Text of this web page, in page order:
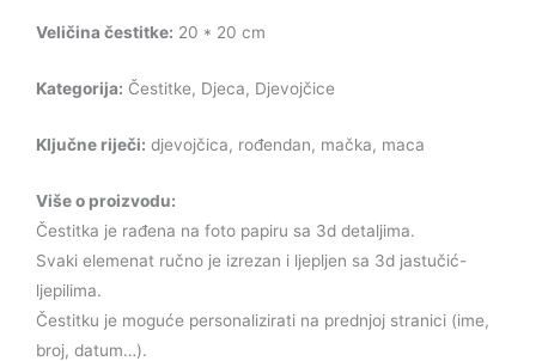
Veličina čestitke: 20 * 20 cm
Kategorija: Čestitke, Djeca, Djevojčice
Ključne riječi: djevojčica, rođendan, mačka, maca
Više o proizvodu:
Čestitka je rađena na foto papiru sa 3d detaljima.
Svaki elemenat ručno je izrezan i ljepljen sa 3d jastučić-
ljepilima.
Čestitku je moguće personalizirati na prednjoj stranici (ime,
broj, datum…).